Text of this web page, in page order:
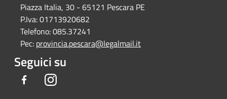
Piazza Italia, 30 - 65121 Pescara PE
P.Iva:01713920682
Telefono:085.37241
Pec: provincia.pescara@legalmail.it
Seguici su
FacebookInstagram